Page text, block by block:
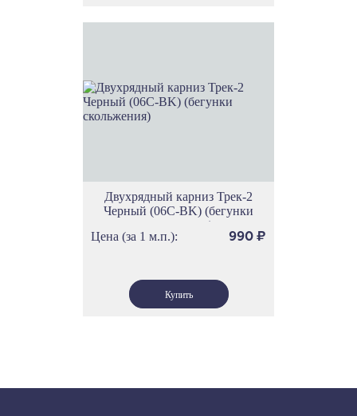
Двухрядный карниз Трек-2
Черный (06С-BK) (бегунки
скольжения)
Цена (за 1 м.п.):
990 ₽